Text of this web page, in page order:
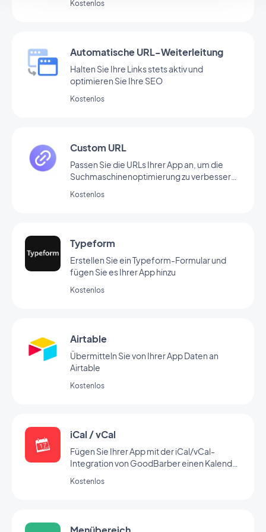
Kostenlos
Automatische URL-Weiterleitung
Halten Sie Ihre Links stets aktiv und
optimieren Sie Ihre SEO
Kostenlos
Custom URL
Passen Sie die URLs Ihrer App an, um die
Suchmaschinenoptimierung zu verbessern,
Teilen von Links zu erleichtern.
Kostenlos
Typeform
Erstellen Sie ein Typeform-Formular und
fügen Sie es Ihrer App hinzu
Kostenlos
Airtable
Übermitteln Sie von Ihrer App Daten an
Airtable
Kostenlos
iCal / vCal
Fügen Sie Ihrer App mit der iCal/vCal-
Integration von GoodBarber einen Kalender
Kostenlos